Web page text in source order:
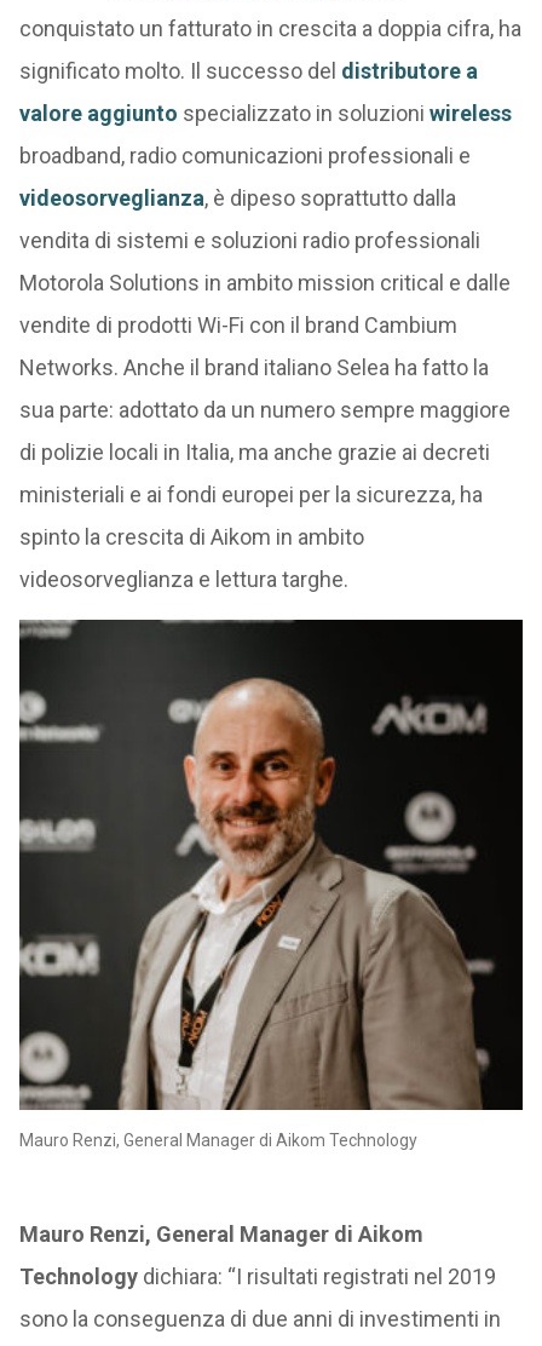
conquistato un fatturato in crescita a doppia cifra, ha
significato molto. Il successo del distributore a
valore aggiunto specializzato in soluzioni wireless
broadband, radio comunicazioni professionali e
videosorveglianza, è dipeso soprattutto dalla
vendita di sistemi e soluzioni radio professionali
Motorola Solutions in ambito mission critical e dalle
vendite di prodotti Wi-Fi con il brand Cambium
Networks. Anche il brand italiano Selea ha fatto la
sua parte: adottato da un numero sempre maggiore
di polizie locali in Italia, ma anche grazie ai decreti
ministeriali e ai fondi europei per la sicurezza, ha
spinto la crescita di Aikom in ambito
videosorveglianza e lettura targhe.
Mauro Renzi, General Manager di Aikom Technology
Mauro Renzi, General Manager di Aikom
Technologydichiara: “I risultati registrati nel 2019
sono la conseguenza di due anni di investimenti in